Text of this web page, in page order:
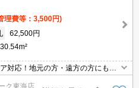
理費等：3,500円)
62,500円
30.54m²
対応！地元の方・遠方の方にも公
ク東海店